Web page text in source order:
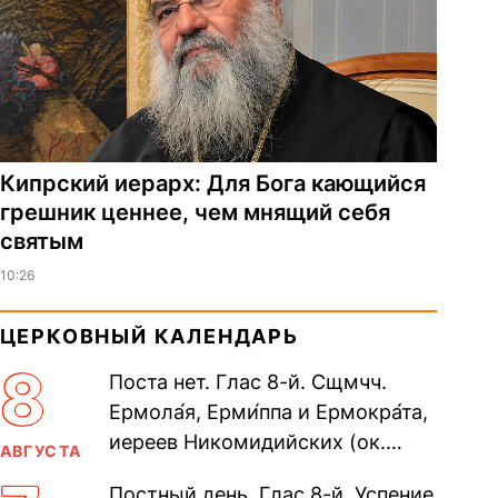
Кипрский иерарх: Для Бога кающийся
грешник ценнее, чем мнящий себя
святым
10:26
ЦЕРКОВНЫЙ КАЛЕНДАРЬ
8
АВГУСТА
Поста нет. Глас 8-й. Сщмчч.
Ермола́я, Ерми́ппа и Ермокра́та,
иереев Никомидийских (ок.